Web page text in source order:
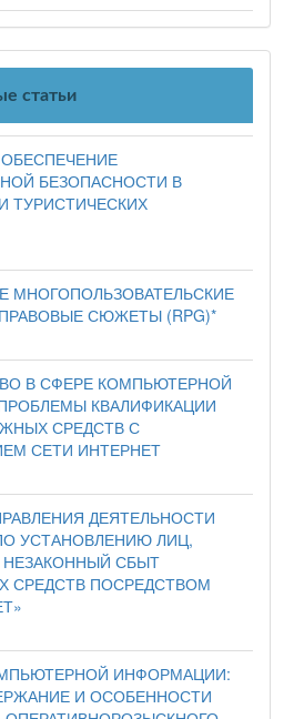
статьи
БЕЗОПАСНОСТИ В
ТУРИСТИЧЕСКИХ
МНОГОПОЛЬЗОВАТЕЛЬСКИЕ
СЮЖЕТЫ (RPG)*
В СФЕРЕ КОМПЬЮТЕРНОЙ
КВАЛИФИКАЦИИ
СРЕДСТВ С
СЕТИ ИНТЕРНЕТ
ДЕЯТЕЛЬНОСТИ
УСТАНОВЛЕНИЮ ЛИЦ,
СБЫТ
СРЕДСТВ ПОСРЕДСТВОМ
ИНФОРМАЦИИ:
И ОСОБЕННОСТИ